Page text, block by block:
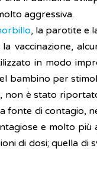
aggressiva.
, la parotite e
vaccinazione,
in modo
bambino per
è stato
fonte di contagio,
e molto
di dosi; quella